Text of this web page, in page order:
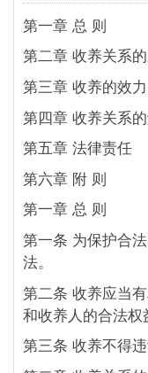
第一章 总 则
第二章 收养关系
第三章 收养的效力
第四章 收养关系
第五章 法律责任
第六章 附 则
第一章 总 则
第一条 为保护合
法。
第二条 收养应当
和收养人的合法
第三条 收养不得